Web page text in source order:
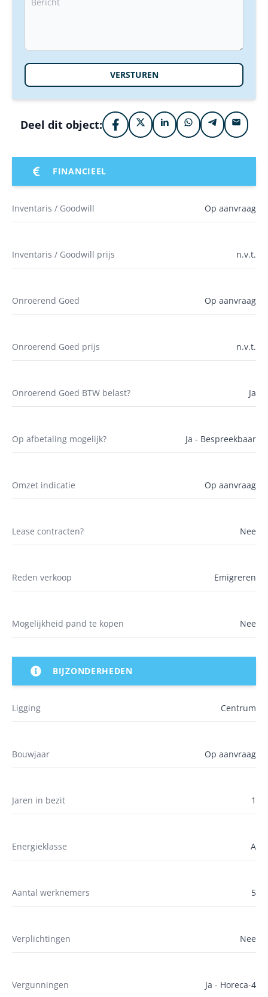
VERSTUREN
Deel dit object:
FINANCIEEL
Inventaris / Goodwill Op aanvraag
Inventaris / Goodwill prijs n.v.t.
Onroerend Goed Op aanvraag
Onroerend Goed prijs n.v.t.
Onroerend Goed BTW belast? Ja
Op afbetaling mogelijk? Ja - Bespreekbaar
Omzet indicatie Op aanvraag
Lease contracten? Nee
Reden verkoop Emigreren
Mogelijkheid pand te kopen Nee
BIJZONDERHEDEN
Ligging Centrum
Bouwjaar Op aanvraag
Jaren in bezit 1
Energieklasse A
Aantal werknemers 5
Verplichtingen Nee
Vergunningen Ja - Horeca-4